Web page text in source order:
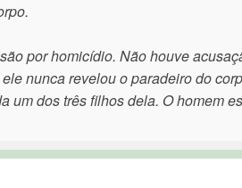
por homicídio. Não houve
nunca revelou o paradeiro do
um dos três filhos dela. O homem